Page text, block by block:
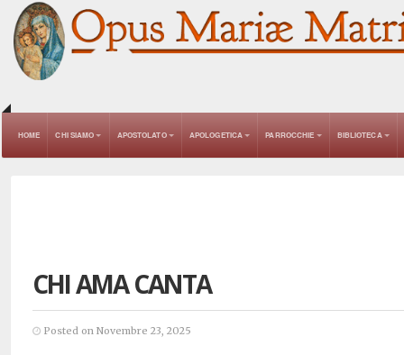
HOME CHI SIAMO APOSTOLATO APOLOGETICA PARROCCHIE BIBLIOTECA
CHI AMA CANTA
Posted on Novembre 23, 2025